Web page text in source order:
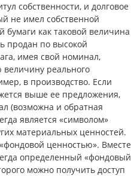
собственности, и долговое
не имел собственной
бумаги как таковой величина
продан по высокой
имея свой номинал,
величину реального
в производство. Если
выше ее предложения,
(возможна и обратная
является «символом»
материальных ценностей.
ценностью». Вместе
определенный «фондовый
можно получить доступ